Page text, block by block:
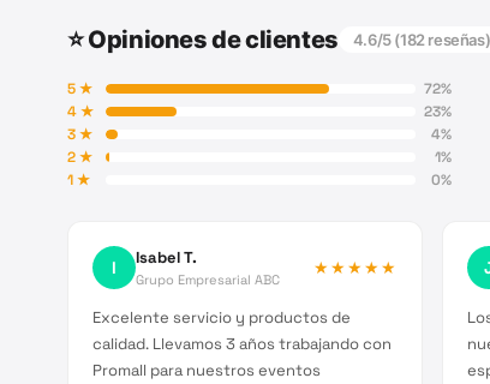
⭐ Opiniones de clientes 4.6/5 (182reseñas)
5★ 72%
4★ 23%
3★ 4%
2★ 1%
1★ 0%
I Isabel T.
Grupo Empresarial ABC
★★★★★
Excelente servicio y productos de
calidad. Llevamos 3 años trabajando con
Promall para nuestros eventos